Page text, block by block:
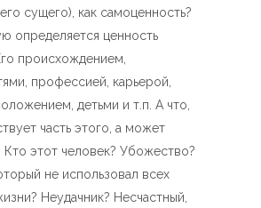
сущего), как самоценность?
определяется ценность
происхождением,
профессией, карьерой,
детьми и т.п. А что,
часть этого, а может
Кто этот человек? Убожество?
не использовал всех
Неудачник? Несчастный,